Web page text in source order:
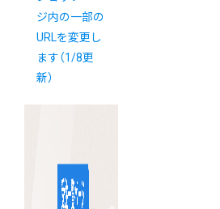
ジ内の一部の
URLを変更し
ます（1/8更
新）